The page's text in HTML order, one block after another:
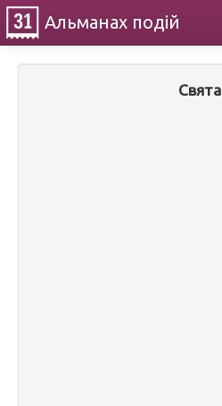
Альманах подій
Свята